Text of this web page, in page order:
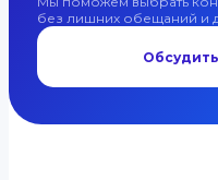
без лишних обещаний и